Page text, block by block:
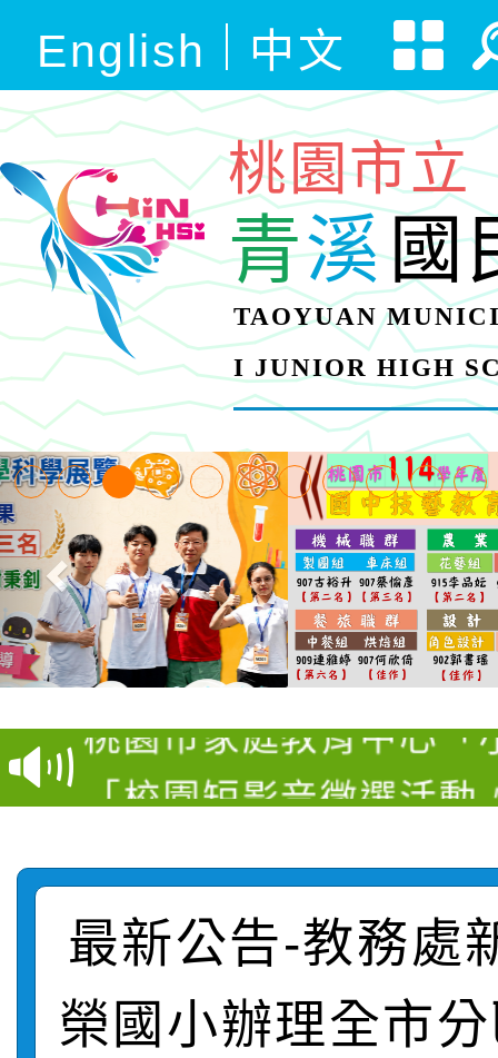
English 中文
桃園市立
青溪國
TAOYUAN
I JUNIOR HIGH
【甄選結果(第11招)】
學年度第1學期第7次代
結果(第11招)
【甄選結果(第3招)】
學年度第1學期第9次代
結果(第3招)
桃園市家庭教育中心「
程資訊」、「暑期親子
絕-親子共學同樂會」
站幸福系列講座及成長
報，惠請貴機關(學校)
「校園短影音徵選活動
踴躍報名參加
結果
【甄選結果(第10招)】
學年度第1學期第7次代
【甄選結果(第2招)】
最新公告-教務處
榮國小辦理全市